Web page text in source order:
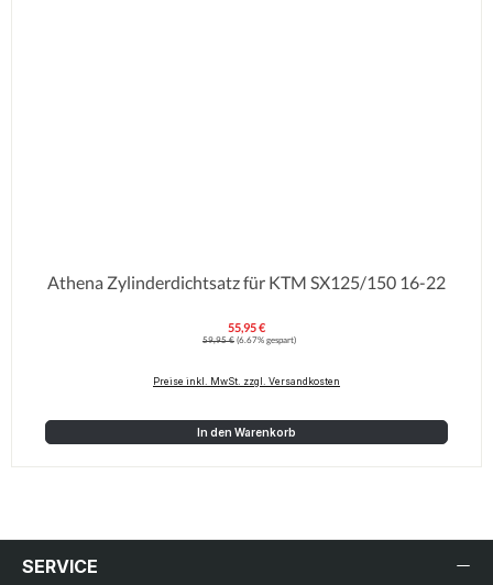
Athena Zylinderdichtsatz für KTM SX125/150 16-22
Verkaufspreis:
55,95 €
Regulärer Preis:
59,95 € (6.67% gespart)
Preise inkl. MwSt. zzgl. Versandkosten
In den Warenkorb
SERVICE